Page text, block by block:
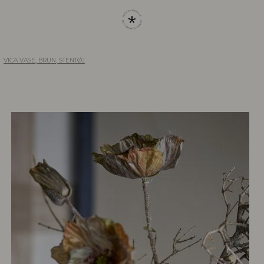
VICA VASE, BRUN, STENTØJ